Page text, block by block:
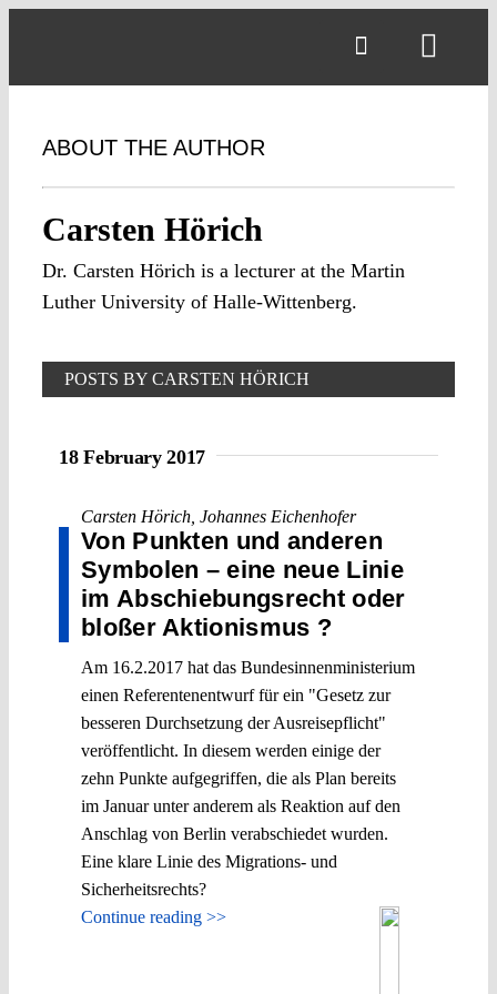
ABOUT THE AUTHOR
Carsten Hörich
Dr. Carsten Hörich is a lecturer at the Martin
Luther University of Halle-Wittenberg.
POSTS BY CARSTEN HÖRICH
18 February 2017
Carsten Hörich Johannes Eichenhofer
Von Punkten und anderen
Symbolen – eine neue Linie
im Abschiebungsrecht oder
bloßer Aktionismus ?
Am 16.2.2017 hat das Bundesinnenministerium
einen Referentenentwurf für ein "Gesetz zur
besseren Durchsetzung der Ausreisepflicht"
veröffentlicht. In diesem werden einige der
zehn Punkte aufgegriffen, die als Plan bereits
im Januar unter anderem als Reaktion auf den
Anschlag von Berlin verabschiedet wurden.
Eine klare Linie des Migrations- und
Sicherheitsrechts?
Continue reading >>